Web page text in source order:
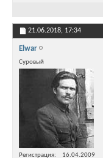
21.06.2018, 17:34
Elwar
Суровый
Регистрация
16.04.2009